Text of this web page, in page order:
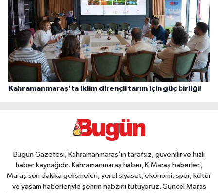
Kahramanmaraş'ta iklim dirençli tarım için güç birliği!
Bugün Gazetesi, Kahramanmaraş’ın tarafsız, güvenilir ve hızlı
haber kaynağıdır. Kahramanmaraş haber, K.Maraş haberleri,
Maraş son dakika gelişmeleri, yerel siyaset, ekonomi, spor, kültür
ve yaşam haberleriyle şehrin nabzını tutuyoruz. Güncel Maraş